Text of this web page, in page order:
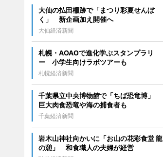
大仙の払田柵跡で「まつり彩夏せんぼ
く」 新企画加え開催へ
大仙経済新聞
札幌・AOAOで進化学ぶスタンプラリ
ー 小学生向けラボツアーも
札幌経済新聞
千葉県立中央博物館で「ちば恐竜博」
巨大肉食恐竜や海の捕食者も
千葉経済新聞
岩木山神社向かいに「お山の花彩食堂 龍
の憩」 和食職人の夫婦が経営